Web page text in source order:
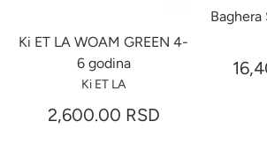
Ki ET LA WOAM GREEN 4-
6 godina
Ki ET LA
2,600.00 RSD